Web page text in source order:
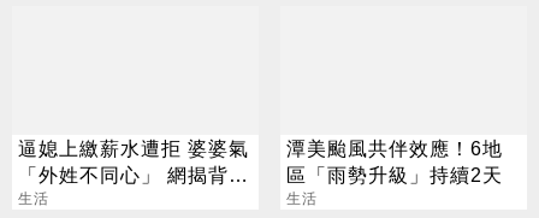
逼媳上繳薪水遭拒 婆婆氣
「外姓不同心」 網揭背後
目的
生活
潭美颱風共伴效應！6地
區「雨勢升級」持續2天
生活